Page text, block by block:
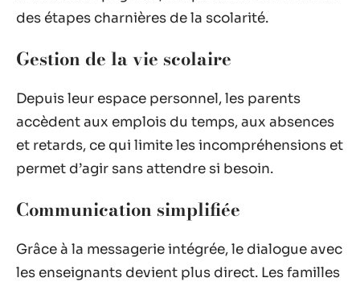
des étapes charnières de la scolarité.
Gestion de la vie scolaire
Depuis leur espace personnel, les parents
accèdent aux emplois du temps, aux absences
et retards, ce qui limite les incompréhensions et
permet d’agir sans attendre si besoin.
Communication simplifiée
Grâce à la messagerie intégrée, le dialogue avec
les enseignants devient plus direct. Les familles